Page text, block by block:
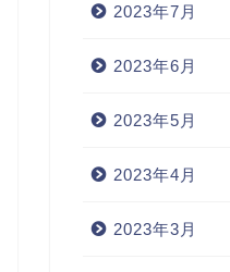
2023年7月
2023年6月
2023年5月
2023年4月
2023年3月